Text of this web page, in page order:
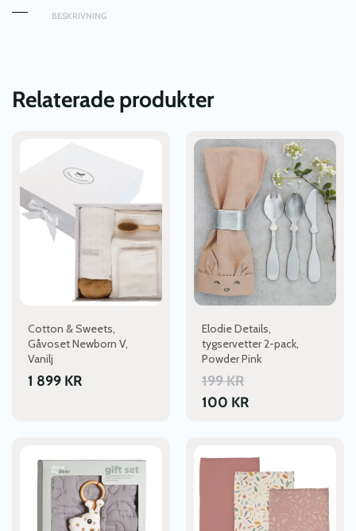
BESKRIVNING
Relaterade produkter
Cotton & Sweets,
Gåvoset Newborn V,
Vanilj
1 899 KR
Elodie Details,
tygservetter 2-pack,
Powder Pink
199KR
100 KR